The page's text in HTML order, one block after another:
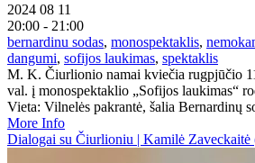
2024 08 11
20:00 - 21:00
bernardinu sodas, monospektaklis,
dangumi, sofijos laukimas, spektaklis
M. K. Čiurlionio namai kviečia rugpjūčio
val. į monospektaklio „Sofijos laukimas“
Vieta: Vilnelės pakrantė, šalia Bernardinų
More Info
Dialogai su Čiurlioniu | Kamilė Zaveckaitė